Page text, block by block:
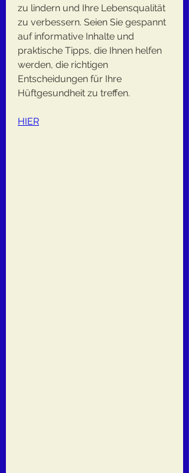
zu lindern und Ihre Lebensqualität
zu verbessern. Seien Sie gespannt
auf informative Inhalte und
praktische Tipps, die Ihnen helfen
werden, die richtigen
Entscheidungen für Ihre
Hüftgesundheit zu treffen.
HIER